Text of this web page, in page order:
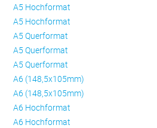
A5 Hochformat
A5 Hochformat
A5 Querformat
A5 Querformat
A5 Querformat
A6 (148,5x105mm)
A6 (148,5x105mm)
A6 Hochformat
A6 Hochformat